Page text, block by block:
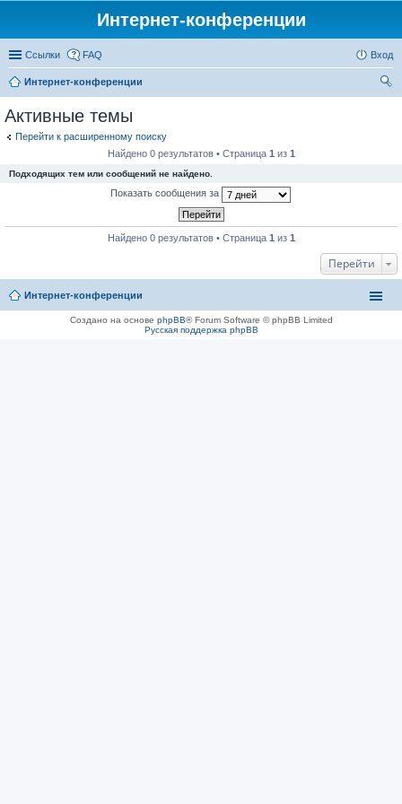
Интернет-конференции
Ссылки FAQ Вход
Интернет-конференции
Активные темы
Перейти к расширенному поиску
Найдено 0 результатов • Страница 1 из 1
Подходящих тем или сообщений не найдено.
Показать сообщения за
Найдено 0 результатов • Страница 1 из 1
Перейти
Интернет-конференции
Создано на основе phpBB® Forum Software © phpBB Limited
Русская поддержка phpBB